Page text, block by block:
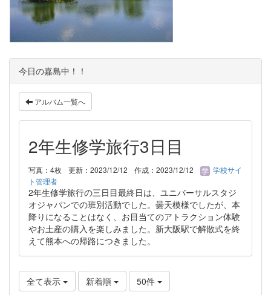
今日の嘉島中！！
アルバム一覧へ
2年生修学旅行3日目
写真：4枚 更新：2023/12/12 作成：2023/12/12
学校サイ
ト管理者
2年生修学旅行の三日目最終日は、ユニバーサルスタジ
オジャパンでの班別活動でした。曇天模様でしたが、本
降りになることはなく、お目当てのアトラクション体験
やお土産の購入を楽しみました。新大阪駅で解散式を終
えて熊本への帰路につきました。
全て表示 新着順 50件